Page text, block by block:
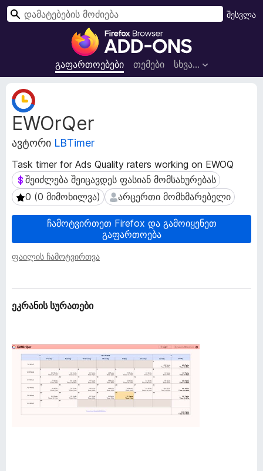
F
r
e
რ
ა
უ
ზ
ე
რ
ი
ა
ე
ბ
ე
ბ
ი
გაფართოებები თემები სხვა…
შესვლა
ძ
EWOrQer
ავტორი LBTimer
Task timer for Ads Quality raters working on EWOQ
შეიძლება შეიცავდეს ფასიან მომსახურებას
შეიძლება შეიცავდეს ფასიან მომსახურებას
0 (0 მიმოხილვა)
0 (0 მიმოხილვა) არცერთი მომხმარებელი
არცერთი მომხმარებელი
ჩამოტვირთეთ Firefox და გამოიყენეთ
გაფართოება
ფაილის ჩამოტვირთვა
გ
ა
ფ
ა
რ
ო
ე
ბ
ი
ს
ო
ნ
ე
მ
ი
ეკრანის სურათები